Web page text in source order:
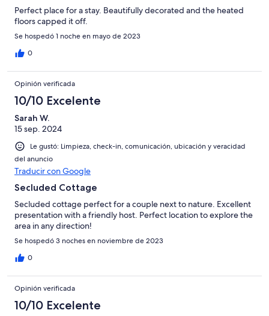
Perfect place for a stay. Beautifully decorated and the heated
floors capped it off.
Se hospedó 1 noche en mayo de 2023
0
Opinión verificada
10/10 Excelente
Sarah W.
15 sep. 2024
Le gustó: Limpieza, check-in, comunicación, ubicación y veracidad
del anuncio
Traducir con Google
Secluded Cottage
Secluded cottage perfect for a couple next to nature. Excellent
presentation with a friendly host. Perfect location to explore the
area in any direction!
Se hospedó 3 noches en noviembre de 2023
0
Opinión verificada
10/10 Excelente